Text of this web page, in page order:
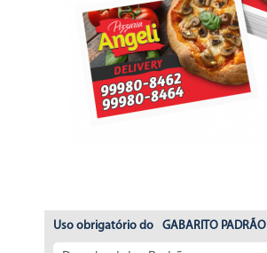
Uso obrigatório do GABARITO PADRÃO